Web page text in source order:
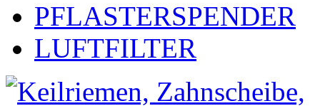
PFLASTERSPENDER
LUFTFILTER